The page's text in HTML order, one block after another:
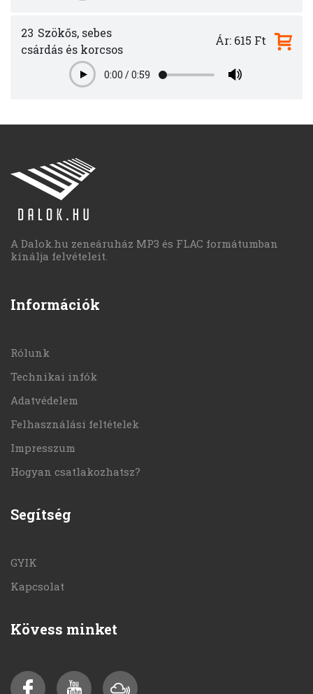
23 Szökős, sebes
csárdás és korcsos
Play0:00 /0:59
Ár: 615 Ft
A Dalok.hu zeneáruház MP3 és FLAC formátumban
kínálja felvételeit.
Információk
Rólunk
Technikai infók
Adatvédelem
Felhasználási feltételek
Impresszum
Hogyan csatlakozhatsz?
Segítség
GYIK
Kapcsolat
Kövess minket